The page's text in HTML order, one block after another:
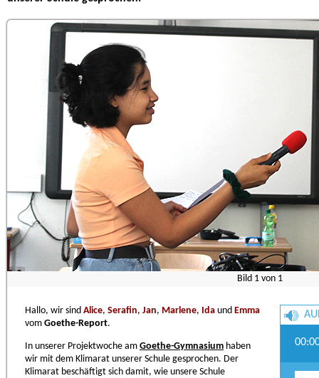
Bild 1 von 1
Hallo, wir sind Alice, Serafin, Jan, Marlene, Ida und Emma
vom Goethe-Report.
In unserer Projektwoche am Goethe-Gymnasium haben
wir mit dem Klimarat unserer Schule gesprochen. Der
Klimarat beschäftigt sich damit, wie unsere Schule